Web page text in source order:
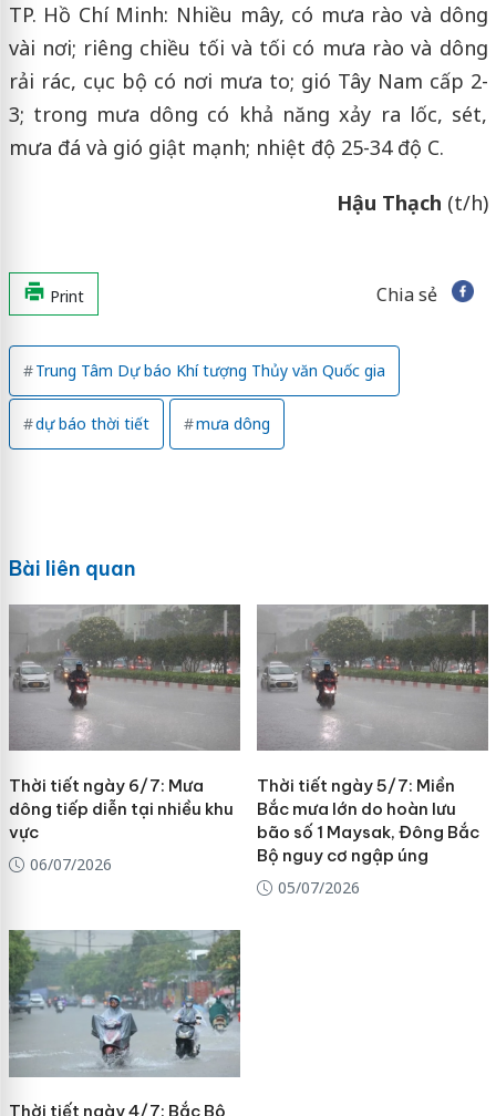
TP. Hồ Chí Minh: Nhiều mây, có mưa rào và dông
vài nơi; riêng chiều tối và tối có mưa rào và dông
rải rác, cục bộ có nơi mưa to; gió Tây Nam cấp 2-
3; trong mưa dông có khả năng xảy ra lốc, sét,
mưa đá và gió giật mạnh; nhiệt độ 25-34 độ C.
Hậu Thạch (t/h)
Print Chia sẻ
Trung Tâm Dự báo Khí tượng Thủy văn Quốc gia
dự báo thời tiết mưa dông
Bài liên quan
Thời tiết ngày 6/7: Mưa
dông tiếp diễn tại nhiều khu
vực
06/07/2026
Thời tiết ngày 5/7: Miền
Bắc mưa lớn do hoàn lưu
bão số 1 Maysak, Đông Bắc
Bộ nguy cơ ngập úng
05/07/2026
Thời tiết ngày 4/7: Bắc Bộ